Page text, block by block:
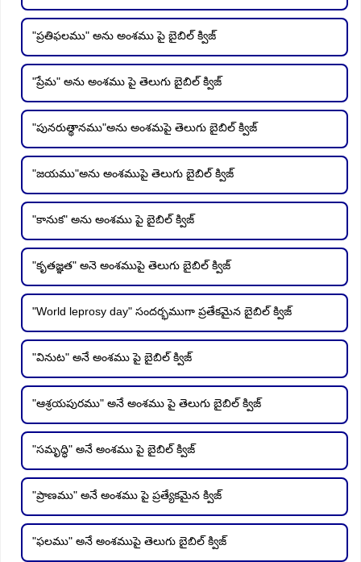
"ప్రతిఫలము" అను అంశము పై బైబిల్ క్విజ్
"ప్రేమ" అను అంశము పై తెలుగు బైబిల్ క్విజ్
"పునరుత్థానము"అను అంశమపై తెలుగు బైబిల్ క్విజ్
"జయము"అను అంశముపై తెలుగు బైబిల్ క్విజ్
"కానుక" అను అంశము పై బైబిల్ క్విజ్
"కృతజ్ఞత" అనె అంశముపై తెలుగు బైబిల్ క్విజ్
"World leprosy day" సందర్భముగా ప్రతేకమైన బైబిల్ క్విజ్
"వినుట" అనే అంశము పై బైబిల్ క్విజ్
"ఆశ్రయపురము" అనే అంశము పై తెలుగు బైబిల్ క్విజ్
"సమృద్ధి" అనే అంశము పై బైబిల్ క్విజ్
"ప్రాణము" అనే అంశము పై ప్రత్యేకమైన క్విజ్
"ఫలము" అనే అంశముపై తెలుగు బైబిల్ క్విజ్